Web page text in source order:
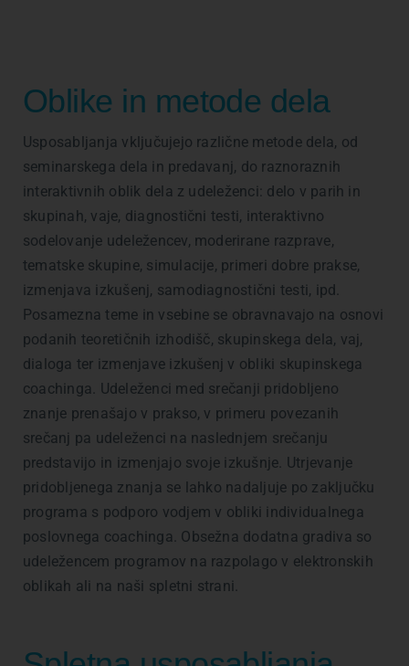
Oblike in metode dela
Usposabljanja vključujejo različne metode dela, od
seminarskega dela in predavanj, do raznoraznih
interaktivnih oblik dela z udeleženci: delo v parih in
skupinah, vaje, diagnostični testi, interaktivno
sodelovanje udeležencev, moderirane razprave,
tematske skupine, simulacije, primeri dobre prakse,
izmenjava izkušenj, samodiagnostični testi, ipd.
Posamezna teme in vsebine se obravnavajo na osnovi
podanih teoretičnih izhodišč, skupinskega dela, vaj,
dialoga ter izmenjave izkušenj v obliki skupinskega
coachinga. Udeleženci med srečanji pridobljeno
znanje prenašajo v prakso, v primeru povezanih
srečanj pa udeleženci na naslednjem srečanju
predstavijo in izmenjajo svoje izkušnje. Utrjevanje
pridobljenega znanja se lahko nadaljuje po zaključku
programa s podporo vodjem v obliki individualnega
poslovnega coachinga. Obsežna dodatna gradiva so
udeležencem programov na razpolago v elektronskih
oblikah ali na naši spletni strani.